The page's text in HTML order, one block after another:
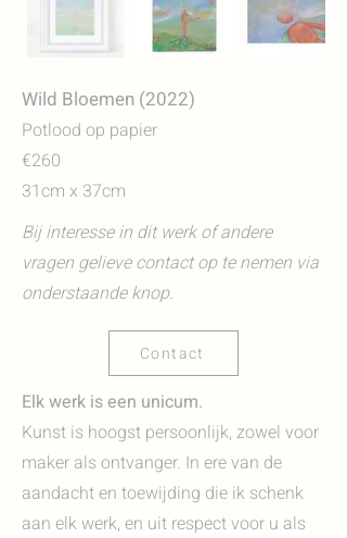
Wild Bloemen (2022)
Potlood op papier
€260
31cm x 37cm
Bij interesse in dit werk of andere
vragen gelieve contact op te nemen via
onderstaande knop.
Contact
Elk werk is een unicum.
Kunst is hoogst persoonlijk, zowel voor
maker als ontvanger. In ere van de
aandacht en toewijding die ik schenk
aan elk werk, en uit respect voor u als